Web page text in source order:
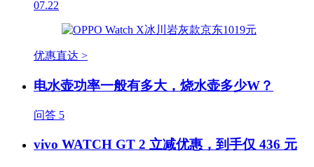
07.22
优惠直达 >
电水壶功率一般有多大，烧水壶多少W？
问答 5
vivo WATCH GT 2 立减优惠，到手仅 436 元